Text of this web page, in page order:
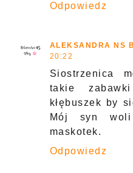
Odpowiedz
ALEKSANDRA NS
20:22
Siostrzenica
takie
kłębuszek by
Mój syn
maskotek.
Odpowiedz